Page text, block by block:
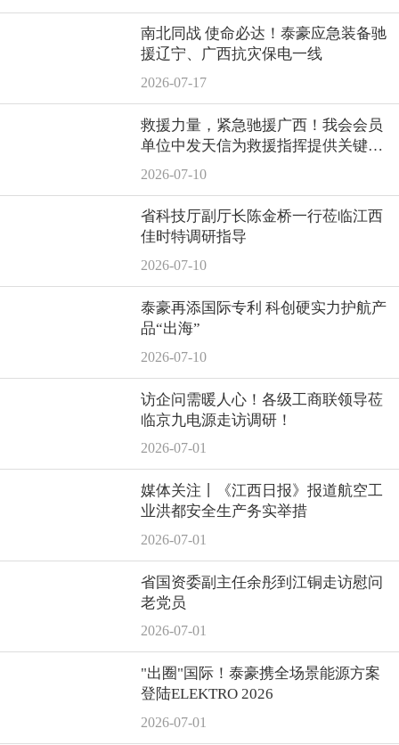
南北同战 使命必达！泰豪应急装备驰
援辽宁、广西抗灾保电一线
2026-07-17
救援力量，紧急驰援广西！我会会员
单位中发天信为救援指挥提供关键支
撑！
2026-07-10
省科技厅副厅长陈金桥一行莅临江西
佳时特调研指导
2026-07-10
泰豪再添国际专利 科创硬实力护航产
品“出海”
2026-07-10
访企问需暖人心！各级工商联领导莅
临京九电源走访调研！
2026-07-01
媒体关注丨《江西日报》报道航空工
业洪都安全生产务实举措
2026-07-01
省国资委副主任余彤到江铜走访慰问
老党员
2026-07-01
"出圈"国际！泰豪携全场景能源方案
登陆ELEKTRO 2026
2026-07-01